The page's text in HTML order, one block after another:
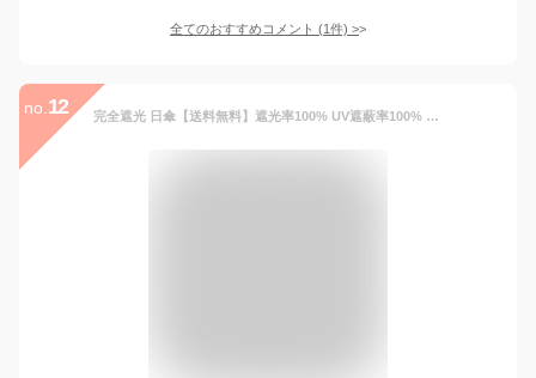
全てのおすすめコメント (1件) >
no. 12 完全遮光 日傘【送料無料】遮光率100% UV遮蔽率100% 折りたたみ傘 ダマスク柄/ アラベスク柄/レース柄 レディース ブラックコーティング おしゃれ 雨傘 紫外線カット UVカット 晴雨兼用 遮熱 デザイン 折傘 7201 7203 7205【母の日 ギフト】